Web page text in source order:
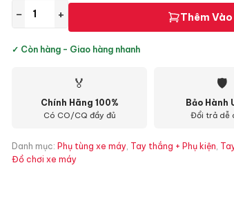
− + Thêm Vào
✓ Còn hàng - Giao hàng nhanh
🏅
Chính Hãng 100%
Có CO/CQ đầy đủ
🛡
Bảo Hành
Đổi trả dễ
Danh mục: Phụ tùng xe máy, Tay thắng + Phụ kiện,
Đồ chơi xe máy